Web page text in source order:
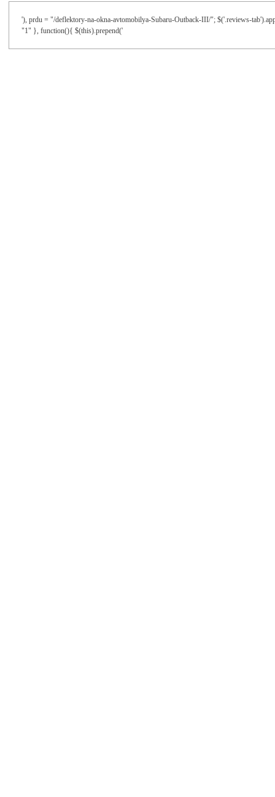
'), prdu = "/deflektory-na-okna-avtomobilya-Subaru-Outback-III/"; $('.reviews-
"1" }, function(){ $(this).prepend('